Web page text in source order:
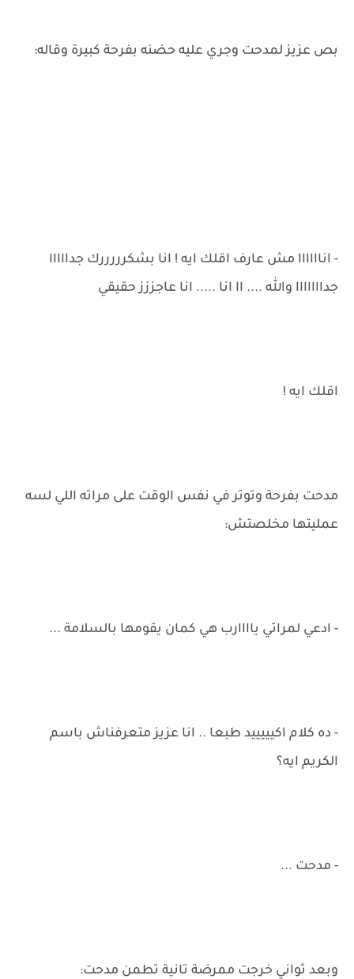
بص عزيز لمدحت وجري عليه حضنه بفرحة كبيرة وقاله:
- اناااااا مش عارف اقلك ايه ! انا بشكرررررك جدااااا
جدااااااا والله .... اا انا ..... انا عاجززز حقيقي
اقلك ايه !
مدحت بفرحة وتوتر في نفس الوقت على مراته اللي لسه
عمليتها مخلصتش:
- ادعي لمراتي ياااارب هي كمان يقومها بالسلامة ...
- ده كلام اكيييييد طبعا .. انا عزيز متعرفناش باسم
الكريم ايه؟
- مدحت ...
وبعد ثواني خرجت ممرضة تانية تطمن مدحت: